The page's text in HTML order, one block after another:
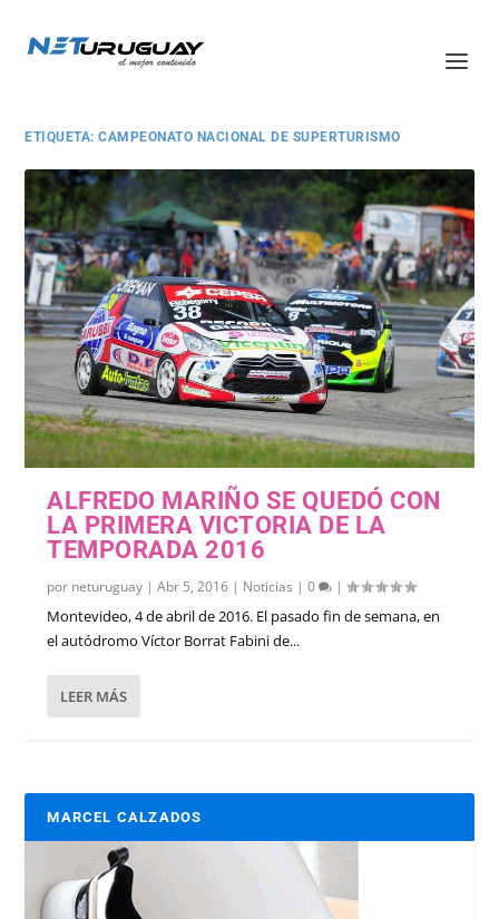
ETIQUETA:CAMPEONATO NACIONAL DE SUPERTURISMO
ALFREDO MARIÑO SE QUEDÓ CON
LA PRIMERA VICTORIA DE LA
TEMPORADA 2016
por neturuguay |Abr 5, 2016 | Noticias |0 |
Montevideo, 4 de abril de 2016. El pasado fin de semana, en
el autódromo Víctor Borrat Fabini de...
LEER MÁS
MARCEL CALZADOS